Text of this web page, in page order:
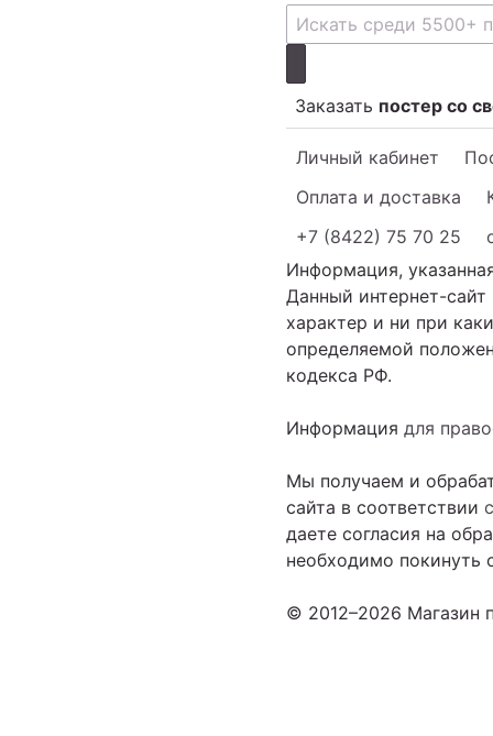
Заказать постер со
Личный кабинет
Оплата и доставка
+7 (8422) 75 70 25
Информация,
Данный интернет-
характер и ни при
определяемой
кодекса РФ.
Информация для
Мы получаем и
сайта в соответствии
даете согласия на
необходимо покинуть
© 2012–2026 Магазин